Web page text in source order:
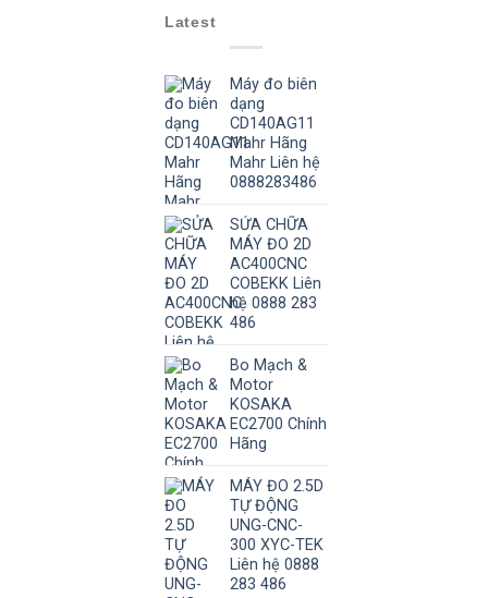
Latest
Máy đo biên
dạng
CD140AG11
Mahr Hãng
Mahr Liên hệ
0888283486
SỬA CHỮA
MÁY ĐO 2D
AC400CNC
COBEKK Liên
hệ 0888 283
486
Bo Mạch &
Motor
KOSAKA
EC2700 Chính
Hãng
MÁY ĐO 2.5D
TỰ ĐỘNG
UNG-CNC-
300 XYC-TEK
Liên hệ 0888
283 486